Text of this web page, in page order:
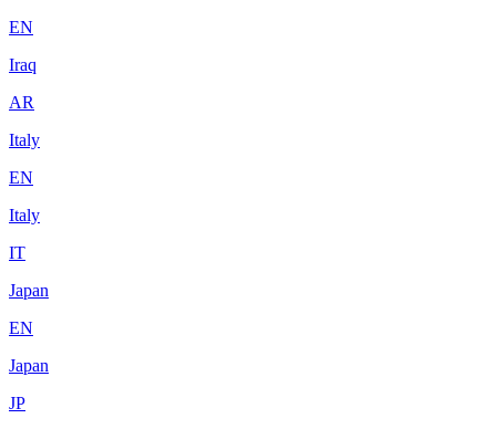
EN
Iraq
AR
Italy
EN
Italy
IT
Japan
EN
Japan
JP